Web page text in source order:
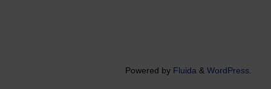
Powered by Fluida & WordPress.